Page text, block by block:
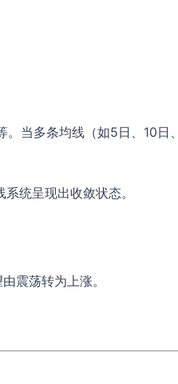
当多条均线（如5日、10日
统呈现出收敛状态。
震荡转为上涨。